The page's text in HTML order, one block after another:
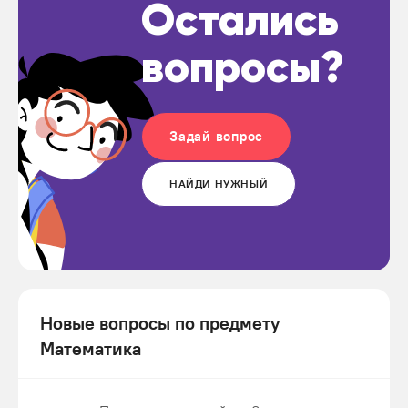
Остались
вопросы?
Задай вопрос
НАЙДИ НУЖНЫЙ
Новые вопросы по предмету
Математика